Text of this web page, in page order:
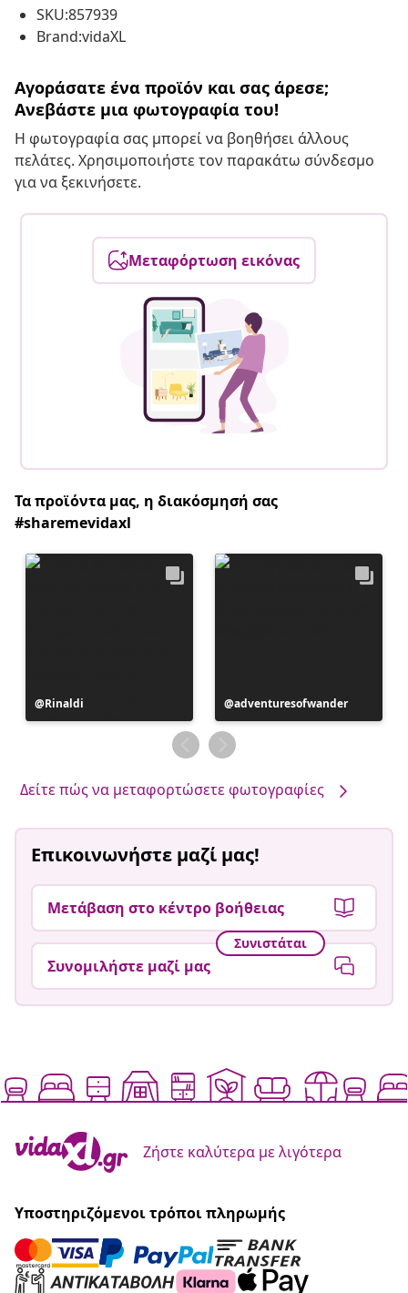
SKU:857939
Brand:vidaXL
Αγοράσατε ένα προϊόν και σας άρεσε;
Ανεβάστε μια φωτογραφία του!
Η φωτογραφία σας μπορεί να βοηθήσει άλλους
πελάτες. Χρησιμοποιήστε τον παρακάτω σύνδεσμο
για να ξεκινήσετε.
Μεταφόρτωση εικόνας
Τα προϊόντα μας, η διακόσμησή σας
#sharemevidaxl
Η
ανάρτηση
Rinaldi
Η
ανάρτηση
δημοσιεύθηκε
από
adventuresofwander
Δείτε πώς να μεταφορτώσετε φωτογραφίες
Επικοινωνήστε μαζί μας!
Μετάβαση στο κέντρο βοήθειας
Συνιστάται
Συνομιλήστε μαζί μας
Ζήστε καλύτερα με λιγότερα
Υποστηριζόμενοι τρόποι πληρωμής